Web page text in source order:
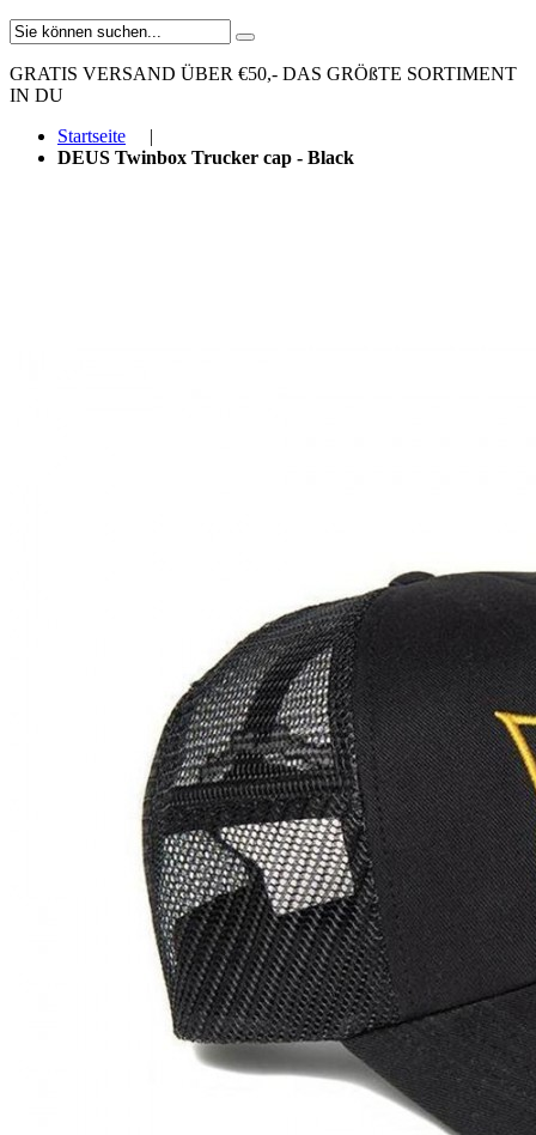
GRATIS VERSAND ÜBER €50,- DAS GRÖßTE SORTIMENT
IN DU
Startseite
|
DEUS Twinbox Trucker cap - Black